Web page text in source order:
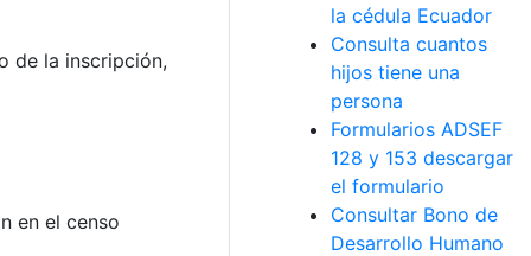
de la inscripción,
en el censo
la cédula Ecuador
Consulta cuantos
hijos tiene una
persona
Formularios ADSEF
128 y 153 descargar
el formulario
Consultar Bono de
Desarrollo Humano